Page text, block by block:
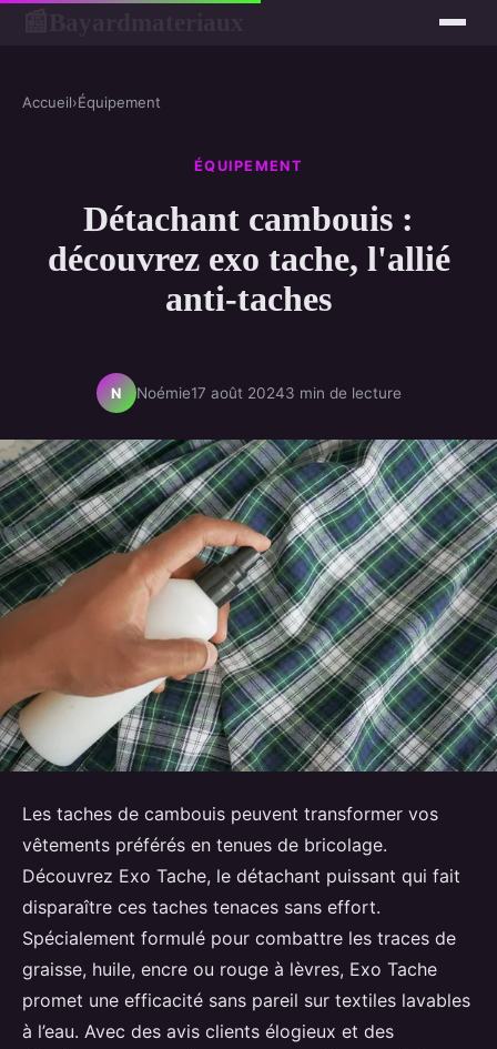
Accueil›Équipement
ÉQUIPEMENT
Détachant cambouis :
découvrez exo tache, l'allié
anti-taches
N Noémie17 août 20243 min de lecture
Les taches de cambouis peuvent transformer vos
vêtements préférés en tenues de bricolage.
Découvrez Exo Tache, le détachant puissant qui fait
disparaître ces taches tenaces sans effort.
Spécialement formulé pour combattre les traces de
graisse, huile, encre ou rouge à lèvres, Exo Tache
promet une efficacité sans pareil sur textiles lavables
à l’eau. Avec des avis clients élogieux et des